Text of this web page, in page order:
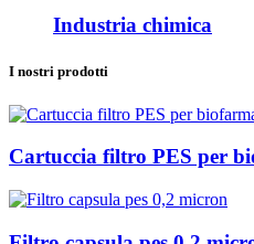
Industria chimica
I nostri prodotti
Cartuccia filtro PES per